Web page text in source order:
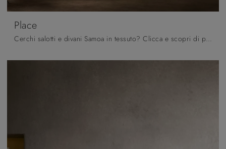
Place
Cerchi salotti e divani Samoa in tessuto? Clicca e scopri di più sul modello Place per spazi moderni.